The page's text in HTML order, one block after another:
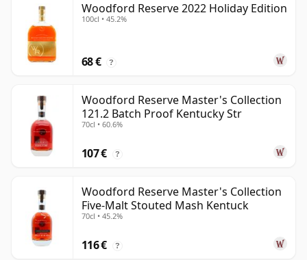
Woodford Reserve 2022 Holiday Edition
100cl • 45.2%
68 € ?
Woodford Reserve Master's Collection
121.2 Batch Proof Kentucky Str
70cl • 60.6%
107 € ?
Woodford Reserve Master's Collection
Five-Malt Stouted Mash Kentuck
70cl • 45.2%
116 € ?